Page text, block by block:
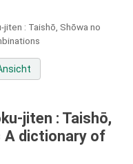
jiten : Taishō, Shōwa no
jiten : Taishō,
A dictionary of